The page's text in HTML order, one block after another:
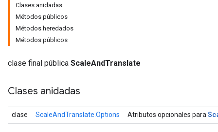
Clases anidadas
Métodos públicos
Métodos heredados
Métodos públicos
clase final pública ScaleAndTranslate
Clases anidadas
clase ScaleAndTranslate.Options Atributos opcionales para